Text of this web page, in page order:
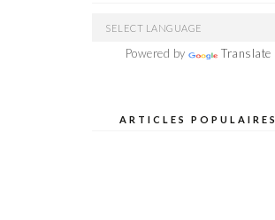
Powered by Translate
ARTICLES POPULAIRES